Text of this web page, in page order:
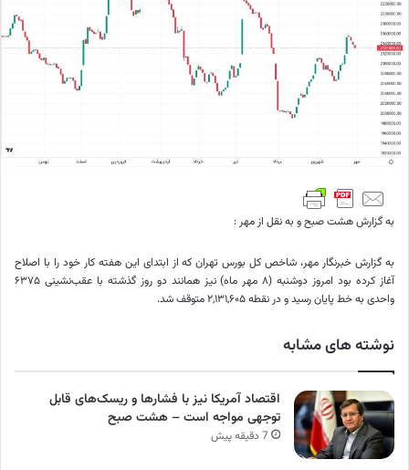
به گزارش هشت صبح و به نقل از مهر :
به گزارش خبرنگار مهر، شاخص کل بورس تهران که از ابتدای این هفته کار خود را با اصلاح
آغاز کرده بود امروز دوشنبه (۸ مهر ماه) نیز همانند دو روز گذشته با عقب‌نشینی ۶۳۷۵
واحدی به خط پایان رسید و در نقطه ۲,۱۳۱,۶۰۵ متوقف شد.
نوشته های مشابه
اقتصاد آمریکا نیز با فشارها و ریسک‌های قابل
توجهی مواجه است – هشت صبح
7 دقیقه پیش